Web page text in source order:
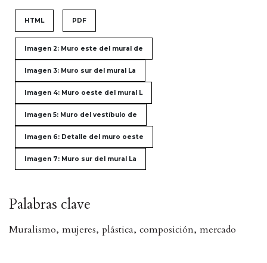
Palabras clave
Muralismo, mujeres, plástica, composición, mercado
HTML PDF
Imagen 2: Muro este del mural de
Imagen 3: Muro sur del mural La
Imagen 4: Muro oeste del mural L
Imagen 5: Muro del vestíbulo de
Imagen 6: Detalle del muro oeste
Imagen 7: Muro sur del mural La